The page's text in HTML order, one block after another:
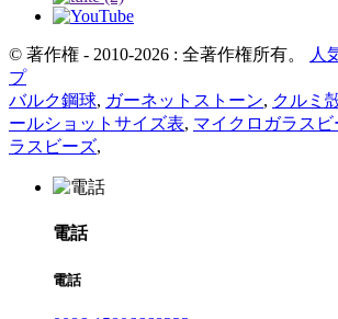
© 著作権 - 2010-2026 : 全著作権所有。 人
プ
バルク鋼球, ガーネットストーン, クルミ
ールショットサイズ表, マイクロガラスビ
ラスビーズ,
電話
電話